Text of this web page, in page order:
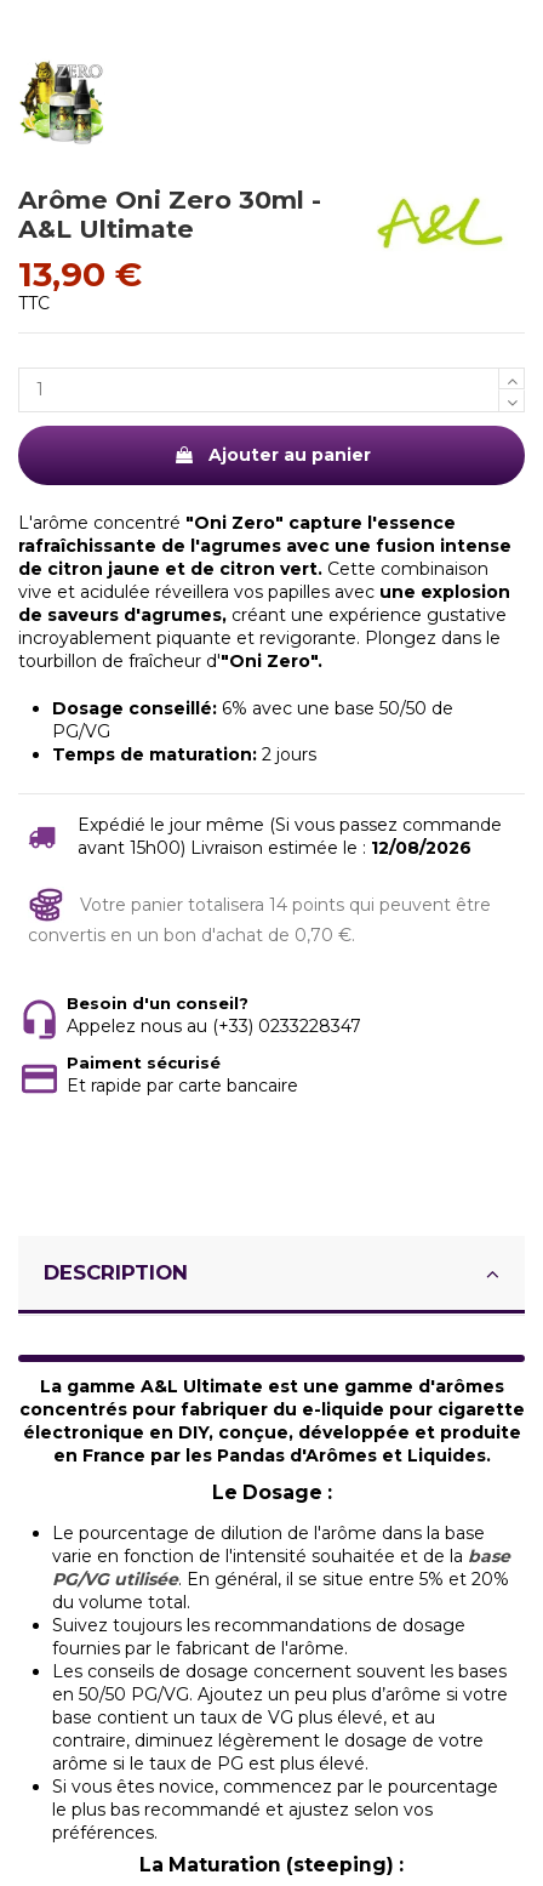
Arôme Oni Zero 30ml -
A&L Ultimate
13,90 €
TTC
Ajouter au panier
L'arôme concentré "Oni Zero" capture l'essence
rafraîchissante de l'agrumes avec une fusion intense
de citron jaune et de citron vert. Cette combinaison
vive et acidulée réveillera vos papilles avec une explosion
de saveurs d'agrumes, créant une expérience gustative
incroyablement piquante et revigorante. Plongez dans le
tourbillon de fraîcheur d'"Oni Zero".
Dosage conseillé: 6% avec une base 50/50 de
PG/VG
Temps de maturation: 2 jours
Expédié le jour même (Si vous passez commande
avant 15h00) Livraison estimée le : 12/08/2026
Votre panier totalisera 14 points qui peuvent être
convertis en un bon d'achat de 0,70 €.
Besoin d'un conseil?
Appelez nous au (+33) 0233228347
Paiment sécurisé
Et rapide par carte bancaire
DESCRIPTION
La gamme A&L Ultimate est une gamme d'arômes
concentrés pour fabriquer du e-liquide pour cigarette
électronique en DIY, conçue, développée et produite
en France par les Pandas d'Arômes et Liquides.
Le Dosage :
Le pourcentage de dilution de l'arôme dans la base
varie en fonction de l'intensité souhaitée et de la base
PG/VG utilisée. En général, il se situe entre 5% et 20%
du volume total.
Suivez toujours les recommandations de dosage
fournies par le fabricant de l'arôme.
Les conseils de dosage concernent souvent les bases
en 50/50 PG/VG. Ajoutez un peu plus d’arôme si votre
base contient un taux de VG plus élevé, et au
contraire, diminuez légèrement le dosage de votre
arôme si le taux de PG est plus élevé.
Si vous êtes novice, commencez par le pourcentage
le plus bas recommandé et ajustez selon vos
préférences.
La Maturation (steeping) :